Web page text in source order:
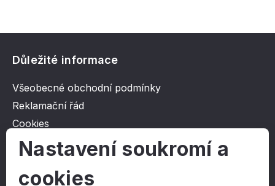
Důležité informace
Všeobecné obchodní podmínky
Reklamační řád
Cookies
Ochrana osobních údajů
O společnosti
Nastavení soukromí a
cookies